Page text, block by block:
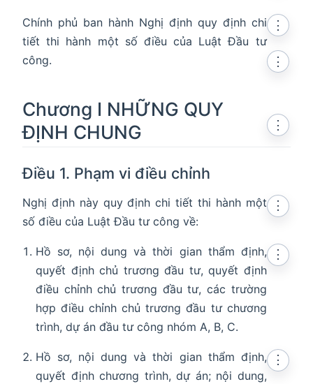
Chính phủ ban hành Nghị định quy định chi
tiết thi hành một số điều của Luật Đầu tư
công.
⋮
Chương I NHỮNG QUY
ĐỊNH CHUNG
⋮
Điều 1. Phạm vi điều chỉnh
⋮
Nghị định này quy định chi tiết thi hành một
số điều của Luật Đầu tư công về:
⋮
Hồ sơ, nội dung và thời gian thẩm định,
quyết định chủ trương đầu tư, quyết định
điều chỉnh chủ trương đầu tư, các trường
hợp điều chỉnh chủ trương đầu tư chương
trình, dự án đầu tư công nhóm A, B, C.
⋮
Hồ sơ, nội dung và thời gian thẩm định,
quyết định chương trình, dự án; nội dung,
⋮